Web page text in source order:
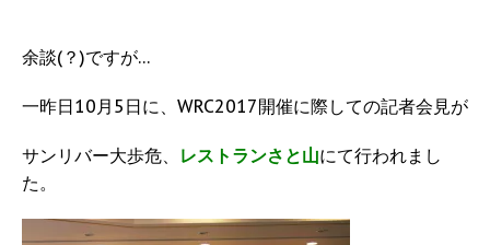
余談(？)ですが…
一昨日10月5日に、WRC2017開催に際しての記者会見が
サンリバー大歩危、 レストランさと山にて行われまし
た。